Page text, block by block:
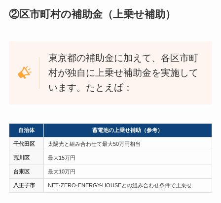
②区市町村の補助金（上乗せ補助）
東京都の補助金に加えて、各区市町
村が独自に上乗せ補助金を実施して
います。たとえば：
自治体 蓄電池の上乗せ補助（参考）
千代田区 太陽光と組み合わせて最大50万円相当
荒川区 最大15万円
台東区 最大10万円
八王子市 NET·ZERO·ENERGY-HOUSEとの組み合わせ条件で上乗せ